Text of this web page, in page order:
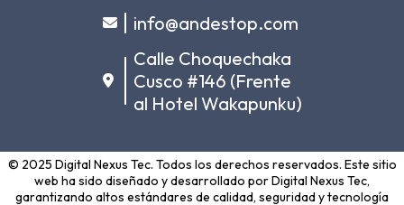
info@andestop.com
Calle Choquechaka
Cusco #146 (Frente
al Hotel Wakapunku)
© 2025 Digital Nexus Tec. Todos los derechos reservados. Este sitio
web ha sido diseñado y desarrollado porDigital Nexus Tec,
garantizando altos estándares de calidad, seguridad y tecnología